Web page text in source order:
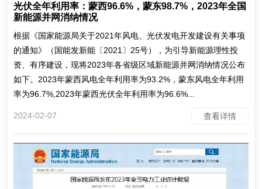
光伏全年利用率：蒙西96.6%，蒙东98.7%，2023年全国
新能源并网消纳情况
根据《国家能源局关于2021年风电、光伏发电开发建设有关事项
的通知》（国能发新能〔2021〕25号），为引导新能源理性投
资、有序建设，现将2023年各省级区域新能源并网消纳情况公布
如下。2023年蒙西风电全年利用率为93.2%，蒙东风电全年利用
率为96.7%,2023年蒙西光伏全年利用率为96.6%...
2024-02-07 查看详情